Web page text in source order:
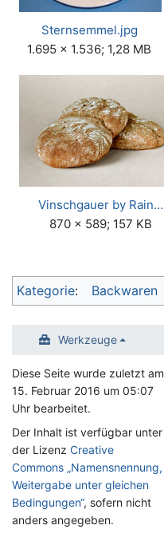
Sternsemmel.jpg
1.695 × 1.536; 1,28 MB
Vinschgauer by Rain…
870 × 589; 157 KB
Kategorie: Backwaren
Werkzeuge
Diese Seite wurde zuletzt am
15. Februar 2016 um 05:07
Uhr bearbeitet.
Der Inhalt ist verfügbar unter
der Lizenz Creative
Commons „Namensnennung,
Weitergabe unter gleichen
Bedingungen“, sofern nicht
anders angegeben.